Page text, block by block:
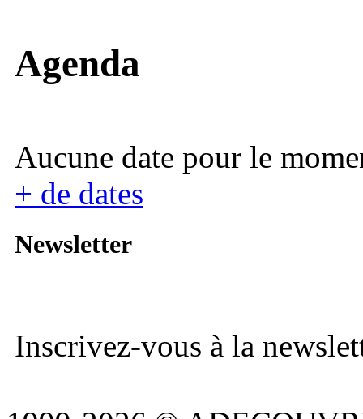
Agenda
Aucune date pour le
+ de dates
Newsletter
Inscrivez-vous à la